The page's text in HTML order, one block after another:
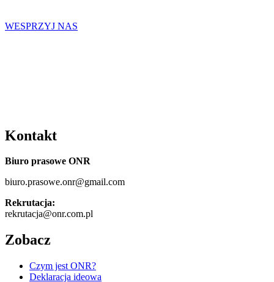
WESPRZYJ NAS
Kontakt
Biuro prasowe ONR
biuro.prasowe.onr@gmail.com
Rekrutacja:
rekrutacja@onr.com.pl
Zobacz
Czym jest ONR?
Deklaracja ideowa